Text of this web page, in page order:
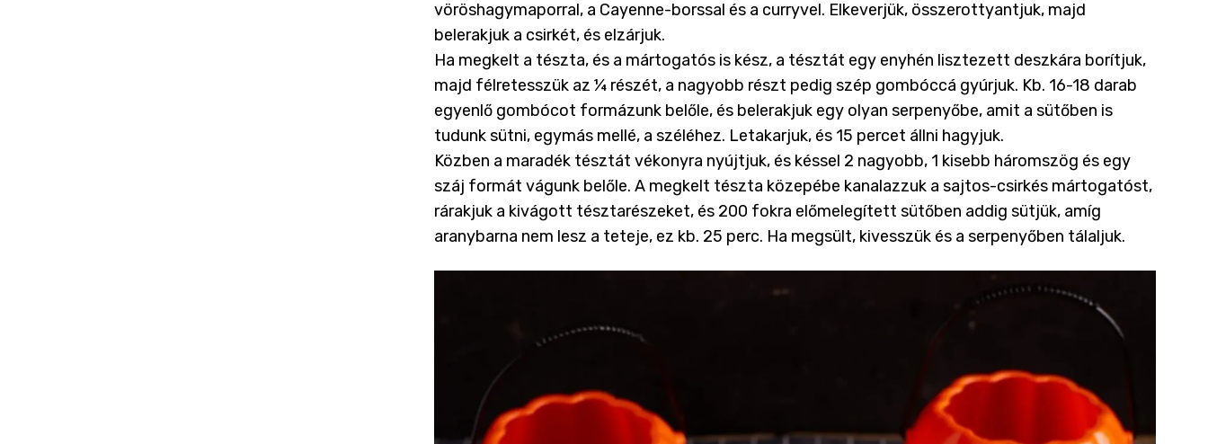
vöröshagymaporral, a Cayenne-borssal és a curryvel. Elkeverjük, összerottyantjuk, majd
belerakjuk a csirkét, és elzárjuk.
Ha megkelt a tészta, és a mártogatós is kész, a tésztát egy enyhén lisztezett deszkára borítjuk,
majd félretesszük az ¼ részét, a nagyobb részt pedig szép gombóccá gyúrjuk. Kb. 16-18 darab
egyenlő gombócot formázunk belőle, és belerakjuk egy olyan serpenyőbe, amit a sütőben is
tudunk sütni, egymás mellé, a széléhez. Letakarjuk, és 15 percet állni hagyjuk.
Közben a maradék tésztát vékonyra nyújtjuk, és késsel 2 nagyobb, 1 kisebb háromszög és egy
száj formát vágunk belőle. A megkelt tészta közepébe kanalazzuk a sajtos-csirkés mártogatóst,
rárakjuk a kivágott tésztarészeket, és 200 fokra előmelegített sütőben addig sütjük, amíg
aranybarna nem lesz a teteje, ez kb. 25 perc. Ha megsült, kivesszük és a serpenyőben tálaljuk.